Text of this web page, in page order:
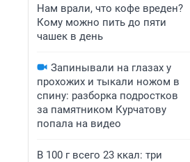
Нам врали, что кофе вреден?
Кому можно пить до пяти
чашек в день
Запинывали на глазах у
прохожих и тыкали ножом в
спину: разборка подростков
за памятником Курчатову
попала на видео
В 100 г всего 23 ккал: три